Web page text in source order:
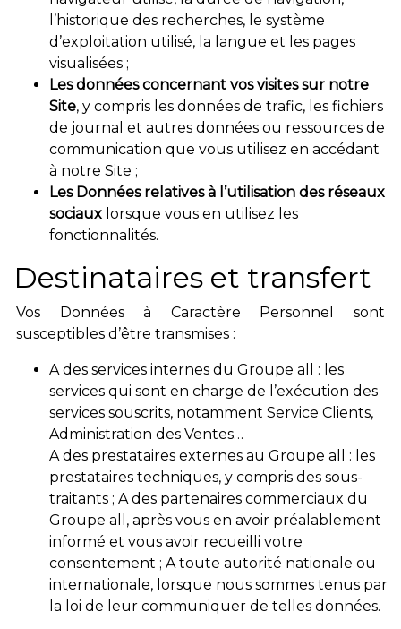
l’historique des recherches, le système
d’exploitation utilisé, la langue et les pages
visualisées ;
Les données concernant vos visites sur notre
Site, y compris les données de trafic, les fichiers
de journal et autres données ou ressources de
communication que vous utilisez en accédant
à notre Site ;
Les Données relatives à l’utilisation des réseaux
sociaux lorsque vous en utilisez les
fonctionnalités.
Destinataires et transfert
Vos Données à Caractère Personnel sont
susceptibles d’être transmises :
A des services internes du Groupe all : les
services qui sont en charge de l’exécution des
services souscrits, notamment Service Clients,
Administration des Ventes…
A des prestataires externes au Groupe all : les
prestataires techniques, y compris des sous-
traitants ; A des partenaires commerciaux du
Groupe all, après vous en avoir préalablement
informé et vous avoir recueilli votre
consentement ; A toute autorité nationale ou
internationale, lorsque nous sommes tenus par
la loi de leur communiquer de telles données.